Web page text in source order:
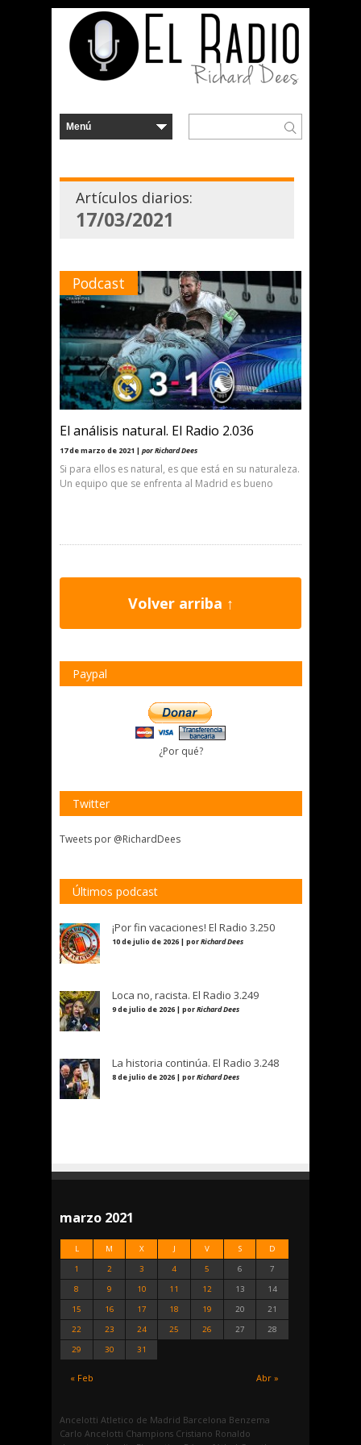
Artículos diarios:
17/03/2021
Podcast
El análisis natural. El Radio 2.036
17 de marzo de 2021 | por Richard Dees
Si para ellos es natural, es que está en su naturaleza.
Un equipo que se enfrenta al Madrid es bueno
Volver arriba ↑
Paypal
¿Por qué?
Twitter
Tweets por @RichardDees
Últimos podcast
¡Por fin vacaciones! El Radio 3.250
10 de julio de 2026 | porRichard Dees
Loca no, racista. El Radio 3.249
9 de julio de 2026 | porRichard Dees
La historia continúa. El Radio 3.248
8 de julio de 2026 | porRichard Dees
marzo 2021
L M X J V S D
« Feb Abr »
1 2 3 4 5 6
7
8
9 10 11 12 13
14
15
16 17 18 19 20
21
22
23 24 25 26 27
28
29
30 31
Ancelotti Atletico de Madrid Barcelona Benzema
Carlo Ancelotti Champions Cristiano Ronaldo